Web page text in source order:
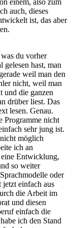
einem, also zum
auch, dieses
ist, das aber
du vorher
gelesen hast, man
weil man den
nicht, weil man
und die ganzen
drüber liest. Das
lesen. Genau.
Programme nicht
sehr jung ist.
möglich
ich an
eine Entwicklung,
so weiter
oder
einfach aus
die Arbeit im
und diesen
einfach die
ich den Stand